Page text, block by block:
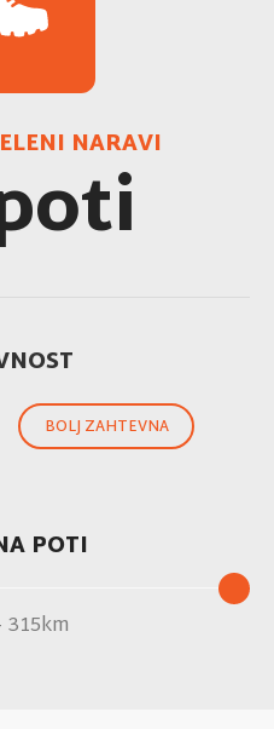
NARAVI
BOLJ ZAHTEVNA
POTI
315km